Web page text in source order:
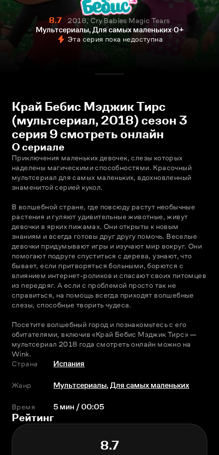
8.7
2018, Cry Babies Magic Tears
Мультсериалы, Для самых маленьких 0+
Эта серия пока недоступна
Край Бебис Мэджик Тирс
(мультсериал, 2018) сезон 3
серия 9 смотреть онлайн
О сериале
Приключения маленьких девочек, слезы которых
наделены магическими способностями. Красочный
мультсериал для самых маленьких, вдохновленный
знаменитой серией кукол.
В волшебной стране, где повсюду растут необычные
растения и гуляют удивительные животные, живут
девочки в ярких пижамах. Они открыты к новым
знаниям и всегда готовы друг другу помочь. Веселые
девочки придумывают игры и изучают мир вокруг. Они
помогают подруге спуститься с дерева, узнают, что
бывает, если притворяться больными, борются с
влиянием интернет-роликов и спасают своих питомцев
из передряг. А если с проблемой просто так не
справиться, на помощь всегда приходят волшебные
слезы, способные творить чудеса.
Посетите волшебный город и познакомьтесь с его
обитателями, включив «Край Бебис Мэджик Тирс» —
мультсериал 2018 года смотреть онлайн можно на
Wink.
Страна
Испания
Жанр Мультсериалы,Для самых маленьких
Время 5 мин / 00:05
Рейтинг
8.7